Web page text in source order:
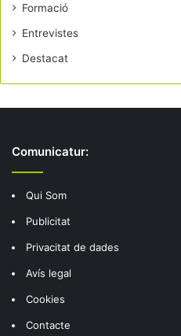
Formació
Entrevistes
Destacat
Comunicatur:
Qui Som
Publicitat
Privacitat de dades
Avís legal
Cookies
Contacte